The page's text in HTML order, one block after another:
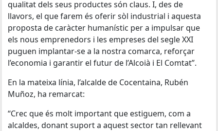
qualitat dels seus productes són claus. I, des de
llavors, el que farem és oferir sòl industrial i aquesta
proposta de caràcter humanístic per a impulsar que
els nous emprenedors i les empreses del segle XXI
puguen implantar-se a la nostra comarca, reforçar
l’economia i garantir el futur de l’Alcoià i El Comtat”.
En la mateixa línia, l’alcalde de Cocentaina, Rubén
Muñoz, ha remarcat:
“Crec que és molt important que estiguem, com a
alcaldes, donant suport a aquest sector tan rellevant